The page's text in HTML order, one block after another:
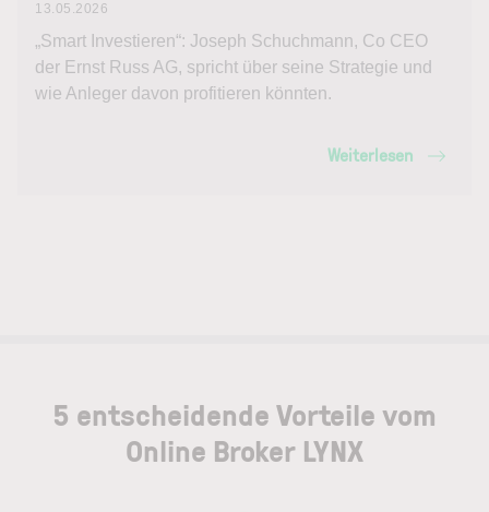
13.05.2026
„Smart Investieren“: Joseph Schuchmann, Co CEO
der Ernst Russ AG, spricht über seine Strategie und
wie Anleger davon profitieren könnten.
Weiterlesen
5 entscheidende Vorteile vom
Online Broker LYNX